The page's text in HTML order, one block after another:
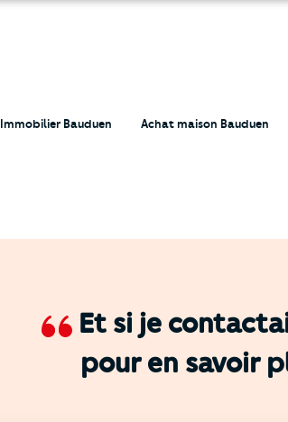
Immobilier Bauduen Achat maison Bauduen
Et si je
pour en savoir